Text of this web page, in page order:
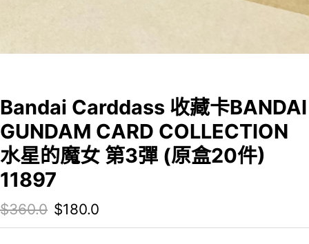
Bandai Carddass 收藏卡BANDAI
GUNDAM CARD COLLECTION
水星的魔女 第3彈 (原盒20件)
11897
$360.0 Original price was: $360.0.
$180.0